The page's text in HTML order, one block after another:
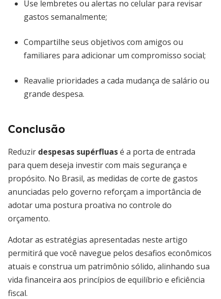
Use lembretes ou alertas no celular para revisar
gastos semanalmente;
Compartilhe seus objetivos com amigos ou
familiares para adicionar um compromisso social;
Reavalie prioridades a cada mudança de salário ou
grande despesa.
Conclusão
Reduzir despesas supérfluasé a porta de entrada
para quem deseja investir com mais segurança e
propósito. No Brasil, as medidas de corte de gastos
anunciadas pelo governo reforçam a importância de
adotar uma postura proativa no controle do
orçamento.
Adotar as estratégias apresentadas neste artigo
permitirá que você navegue pelos desafios econômicos
atuais e construa um patrimônio sólido, alinhando sua
vida financeira aos princípios de equilíbrio e eficiência
fiscal.